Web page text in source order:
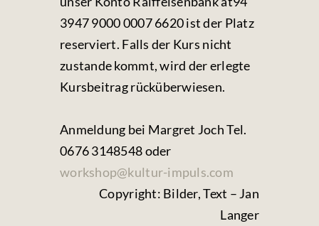
3947 9000 0007 6620 ist der Platz
reserviert. Falls der Kurs nicht
zustande kommt, wird der erlegte
Kursbeitrag rücküberwiesen.
Anmeldung bei Margret Joch Tel.
0676 3148548 oder
workshop@kultur-impuls.com
Copyright: Bilder, Text – Jan
Langer